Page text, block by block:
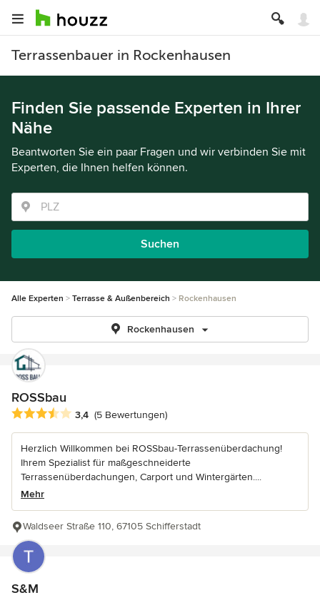
Terrassenbauer in Rockenhausen
Finden Sie passende Experten in Ihrer
Nähe
Beantworten Sie ein paar Fragen und wir verbinden Sie mit
Experten, die Ihnen helfen können.
Suchen
Alle Experten Terrasse & Außenbereich Rockenhausen
Rockenhausen
ROSSbau
Durchschnittliche Bewertung: 3.4 von 5 Sternen
3,4 (5 Bewertungen)
Herzlich Willkommen bei ROSSbau-Terrassenüberdachung!
Ihrem Spezialist für maßgeschneiderte
Terrassenüberdachungen, Carport und Wintergärten....
Mehr
Waldseer Straße 110, 67105 Schifferstadt
S&M